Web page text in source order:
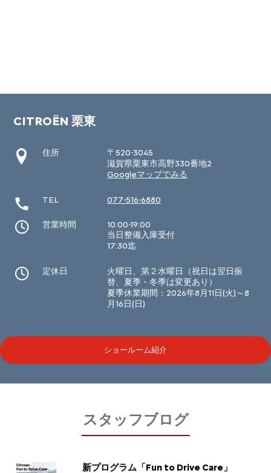
CITROËN 栗東
住所
〒520-3045
滋賀県栗東市高野330番地2
Googleマップでみる
TEL 077-516-6880
営業時間
10:00-19:00
当日整備入庫受付
17:30迄
定休日
火曜日、第２水曜日（祝日は翌日振
替、夏季・冬季は変更あり）
夏季休業期間：2026年8月11日(火)～8
月16日(日)
ショールーム紹介
スタッフブログ
新プログラム「Fun to Drive Care」